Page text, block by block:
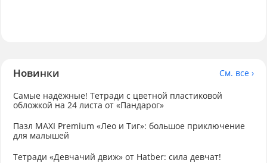
Новинки
См. все ›
Самые надёжные! Тетради с цветной пластиковой
обложкой на 24 листа от «Пандарог»
Пазл MAXI Premium «Лео и Тиг»: большое приключение
для малышей
Тетради «Девчачий движ» от Hatber: сила девчат!